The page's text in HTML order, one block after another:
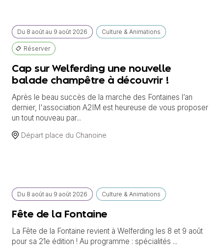
Du 8 août au 9 août 2026 Culture & Animations
Réserver
Cap sur Welferding une nouvelle
balade champêtre à découvrir !
Après le beau succès de la marche des Fontaines l’an
dernier, l'association A2IM est heureuse de vous proposer
un tout nouveau par...
Départ place du Chanoine
Du 8 août au 9 août 2026 Culture & Animations
Fête de la Fontaine
La Fête de la Fontaine revient à Welferding les 8 et 9 août
pour sa 21e édition ! Au programme : spécialités ...